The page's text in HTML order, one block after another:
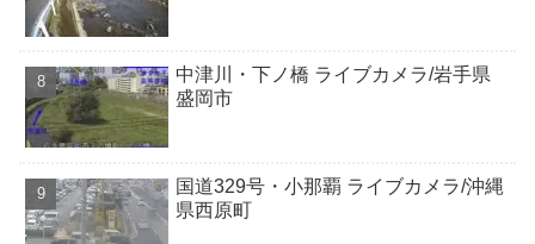
中津川・下ノ橋 ライブカメラ/岩手県
盛岡市
国道329号・小那覇 ライブカメラ/沖縄
県西原町